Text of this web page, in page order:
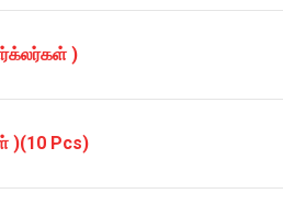
)
)(10 Pcs)